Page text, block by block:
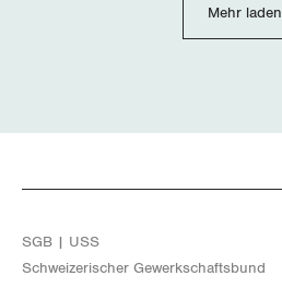
Mehr laden
SGB | USS
Schwei­ze­ri­scher Ge­werk­schafts­bund